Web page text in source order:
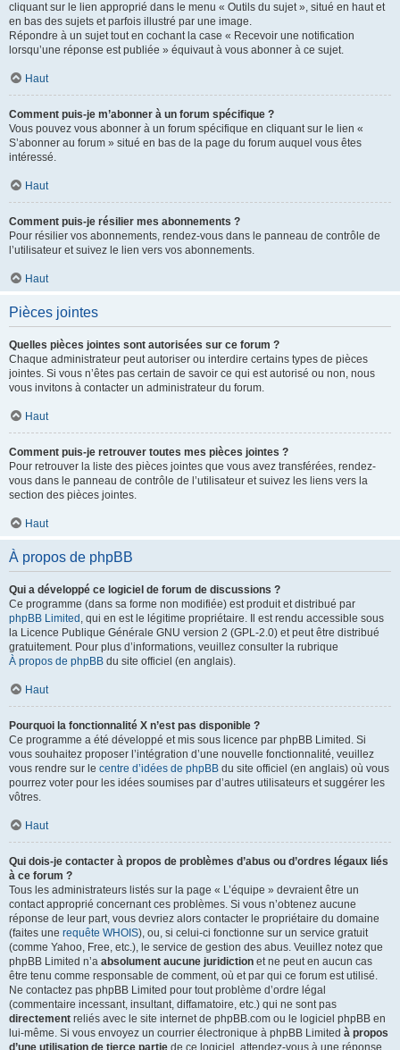
cliquant sur le lien approprié dans le menu « Outils du sujet », situé en haut et
en bas des sujets et parfois illustré par une image.
Répondre à un sujet tout en cochant la case « Recevoir une notification
lorsqu’une réponse est publiée » équivaut à vous abonner à ce sujet.
Haut
Comment puis-je m’abonner à un forum spécifique ?
Vous pouvez vous abonner à un forum spécifique en cliquant sur le lien «
S’abonner au forum » situé en bas de la page du forum auquel vous êtes
intéressé.
Haut
Comment puis-je résilier mes abonnements ?
Pour résilier vos abonnements, rendez-vous dans le panneau de contrôle de
l’utilisateur et suivez le lien vers vos abonnements.
Haut
Pièces jointes
Quelles pièces jointes sont autorisées sur ce forum ?
Chaque administrateur peut autoriser ou interdire certains types de pièces
jointes. Si vous n’êtes pas certain de savoir ce qui est autorisé ou non, nous
vous invitons à contacter un administrateur du forum.
Haut
Comment puis-je retrouver toutes mes pièces jointes ?
Pour retrouver la liste des pièces jointes que vous avez transférées, rendez-
vous dans le panneau de contrôle de l’utilisateur et suivez les liens vers la
section des pièces jointes.
Haut
À propos de phpBB
Qui a développé ce logiciel de forum de discussions ?
Ce programme (dans sa forme non modifiée) est produit et distribué par
phpBB Limited , qui en est le légitime propriétaire. Il est rendu accessible sous
la Licence Publique Générale GNU version 2 (GPL-2.0) et peut être distribué
gratuitement. Pour plus d’informations, veuillez consulter la rubrique
À propos de phpBB du site officiel (en anglais).
Haut
Pourquoi la fonctionnalité X n’est pas disponible ?
Ce programme a été développé et mis sous licence par phpBB Limited. Si
vous souhaitez proposer l’intégration d’une nouvelle fonctionnalité, veuillez
vous rendre sur le centre d’idées de phpBB du site officiel (en anglais) où vous
pourrez voter pour les idées soumises par d’autres utilisateurs et suggérer les
vôtres.
Haut
Qui dois-je contacter à propos de problèmes d’abus ou d’ordres légaux liés
à ce forum ?
Tous les administrateurs listés sur la page « L’équipe » devraient être un
contact approprié concernant ces problèmes. Si vous n’obtenez aucune
réponse de leur part, vous devriez alors contacter le propriétaire du domaine
(faites une requête WHOIS), ou, si celui-ci fonctionne sur un service gratuit
(comme Yahoo, Free, etc.), le service de gestion des abus. Veuillez notez que
phpBB Limited n’a absolument aucune juridiction et ne peut en aucun cas
être tenu comme responsable de comment, où et par qui ce forum est utilisé.
Ne contactez pas phpBB Limited pour tout problème d’ordre légal
(commentaire incessant, insultant, diffamatoire, etc.) qui ne sont pas
directement reliés avec le site internet de phpBB.com ou le logiciel phpBB en
lui-même. Si vous envoyez un courrier électronique à phpBB Limited à propos
d’une utilisation de tierce partie de ce logiciel, attendez-vous à une réponse